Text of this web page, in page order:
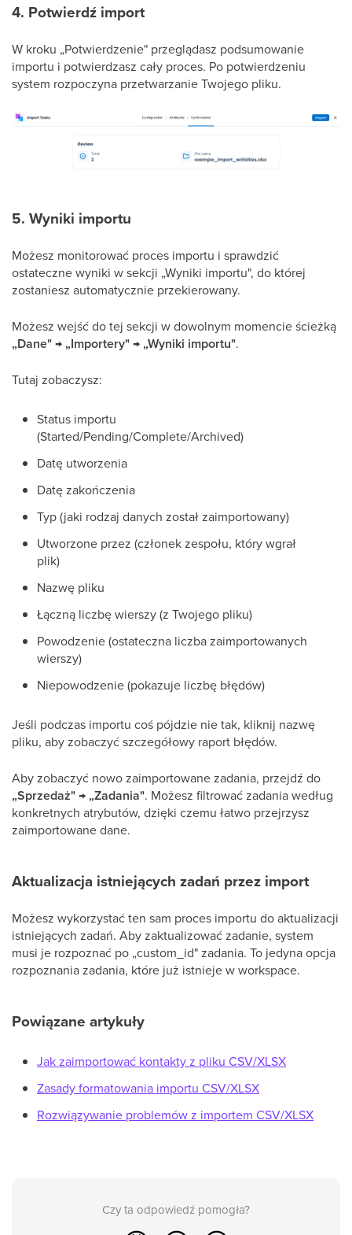
4. Potwierdź import
W kroku „Potwierdzenie" przeglądasz podsumowanie
importu i potwierdzasz cały proces. Po potwierdzeniu
system rozpoczyna przetwarzanie Twojego pliku.
5. Wyniki importu
Możesz monitorować proces importu i sprawdzić
ostateczne wyniki w sekcji „Wyniki importu", do której
zostaniesz automatycznie przekierowany.
Możesz wejść do tej sekcji w dowolnym momencie ścieżką
„Dane" → „Importery" → „Wyniki importu".
Tutaj zobaczysz:
Status importu
(Started/Pending/Complete/Archived)
Datę utworzenia
Datę zakończenia
Typ (jaki rodzaj danych został zaimportowany)
Utworzone przez (członek zespołu, który wgrał
plik)
Nazwę pliku
Łączną liczbę wierszy (z Twojego pliku)
Powodzenie (ostateczna liczba zaimportowanych
wierszy)
Niepowodzenie (pokazuje liczbę błędów)
Jeśli podczas importu coś pójdzie nie tak, kliknij nazwę
pliku, aby zobaczyć szczegółowy raport błędów.
Aby zobaczyć nowo zaimportowane zadania, przejdź do
„Sprzedaż" → „Zadania". Możesz filtrować zadania według
konkretnych atrybutów, dzięki czemu łatwo przejrzysz
zaimportowane dane.
Aktualizacja istniejących zadań przez import
Możesz wykorzystać ten sam proces importu do aktualizacji
istniejących zadań. Aby zaktualizować zadanie, system
musi je rozpoznać po „custom_id" zadania. To jedyna opcja
rozpoznania zadania, które już istnieje w workspace.
Powiązane artykuły
Jak zaimportować kontakty z pliku CSV/XLSX
Zasady formatowania importu CSV/XLSX
Rozwiązywanie problemów z importem CSV/XLSX
Czy ta odpowiedź pomogła?